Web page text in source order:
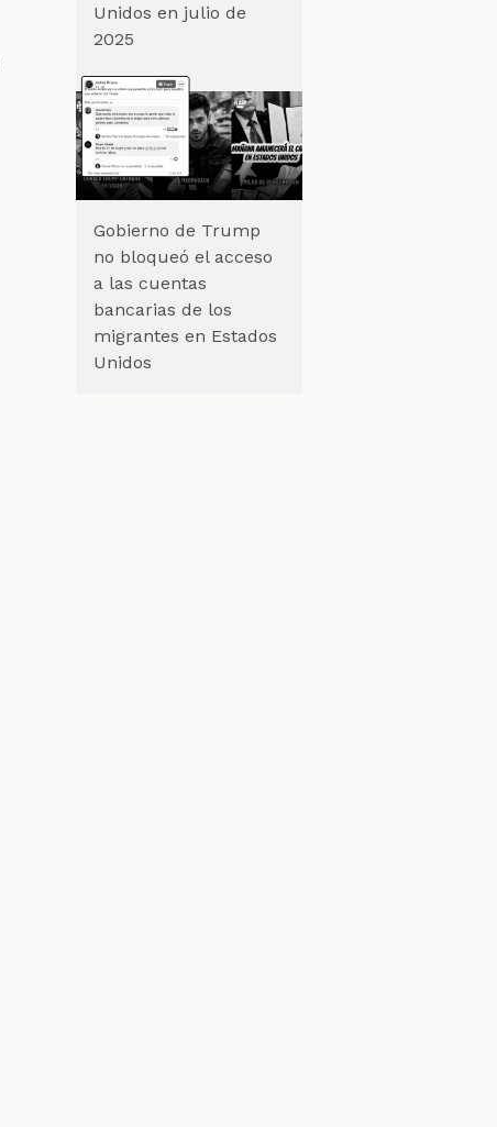
Unidos en julio de
2025
Gobierno de Trump
no bloqueó el acceso
a las cuentas
bancarias de los
migrantes en Estados
Unidos